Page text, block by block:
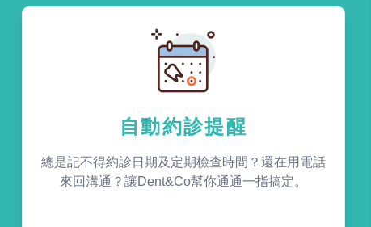
自動約診提醒
總是記不得約診日期及定期檢查時間？還在用電話
來回溝通？讓Dent&Co幫你通通一指搞定。